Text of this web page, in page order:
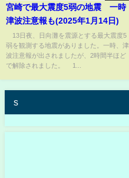
宮崎で最大震度5弱の地震 一時
津波注意報も(2025年1月14日)
13日夜、日向灘を震源とする最大震度5
弱を観測する地震がありました。一時、津
波注意報が出されましたが、2時間半ほど
で解除されました。 1...
s